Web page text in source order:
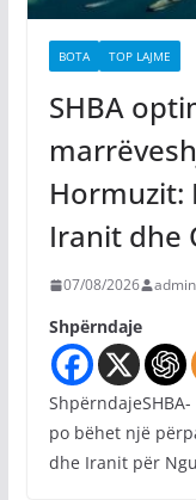
BOTA TOP LAJME
SHBA
Hormuzit:
Iranit dhe
07/08/2026 admin
Shpërndaje
po bëhet një
dhe Iranit për